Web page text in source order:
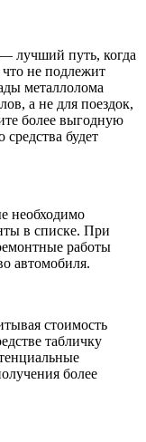
лучший путь, когда
что не подлежит
металлолома
а не для поездок,
более выгодную
будет
необходимо
в списке. При
работы
автомобиля.
стоимость
табличку
более